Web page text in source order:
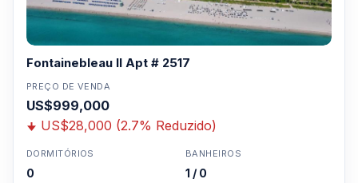
Fontainebleau II Apt # 2517
PREÇO DE VENDA
US$999,000
US$28,000 (2.7% Reduzido)
DORMITÓRIOS
0
BANHEIROS
1 / 0